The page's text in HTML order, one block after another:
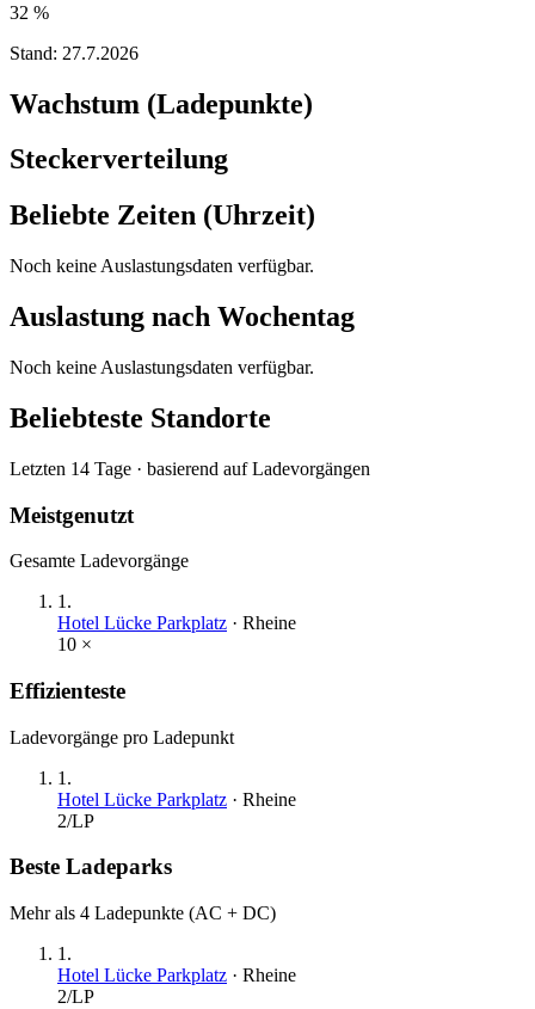
32 %
Stand: 27.7.2026
Wachstum (Ladepunkte)
Steckerverteilung
Beliebte Zeiten (Uhrzeit)
Noch keine Auslastungsdaten verfügbar.
Auslastung nach Wochentag
Noch keine Auslastungsdaten verfügbar.
Beliebteste Standorte
Letzten 14 Tage · basierend auf Ladevorgängen
Meistgenutzt
Gesamte Ladevorgänge
1 .
Hotel Lücke Parkplatz · Rheine
10 ×
Effizienteste
Ladevorgänge pro Ladepunkt
1 .
Hotel Lücke Parkplatz · Rheine
2/LP
Beste Ladeparks
Mehr als 4 Ladepunkte (AC + DC)
1 .
Hotel Lücke Parkplatz · Rheine
2/LP